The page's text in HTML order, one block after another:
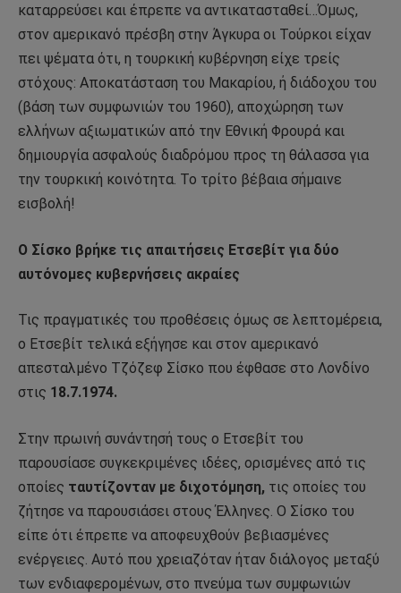
καταρρεύσει και έπρεπε να αντικατασταθεί…Όμως,
στον αμερικανό πρέσβη στην Άγκυρα οι Τούρκοι είχαν
πει ψέματα ότι, η τουρκική κυβέρνηση είχε τρείς
στόχους: Αποκατάσταση του Μακαρίου, ή διάδοχου του
(βάση των συμφωνιών του 1960), αποχώρηση των
ελλήνων αξιωματικών από την Εθνική Φρουρά και
δημιουργία ασφαλούς διαδρόμου προς τη θάλασσα για
την τουρκική κοινότητα. Το τρίτο βέβαια σήμαινε
εισβολή!
Ο Σίσκο βρήκε τις απαιτήσεις Ετσεβίτ για δύο
αυτόνομες κυβερνήσεις ακραίες
Τις πραγματικές του προθέσεις όμως σε λεπτομέρεια,
ο Ετσεβίτ τελικά εξήγησε και στον αμερικανό
απεσταλμένο Τζόζεφ Σίσκο που έφθασε στο Λονδίνο
στις 18.7.1974.
Στην πρωινή συνάντησή τους ο Ετσεβίτ του
παρουσίασε συγκεκριμένες ιδέες, ορισμένες από τις
οποίες ταυτίζονταν με διχοτόμηση, τις οποίες του
ζήτησε να παρουσιάσει στους Έλληνες. Ο Σίσκο του
είπε ότι έπρεπε να αποφευχθούν βεβιασμένες
ενέργειες. Αυτό που χρειαζόταν ήταν διάλογος μεταξύ
των ενδιαφερομένων, στο πνεύμα των συμφωνιών